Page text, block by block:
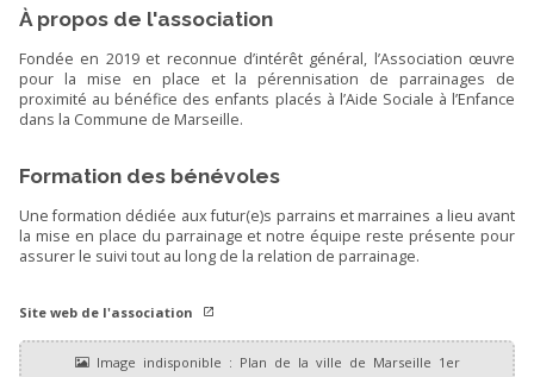
À propos de l'association
Fondée en 2019 et reconnue d’intérêt général, l’Association œuvre
pour la mise en place et la pérennisation de parrainages de
proximité au bénéfice des enfants placés à l’Aide Sociale à l’Enfance
dans la Commune de Marseille.
Formation des bénévoles
Une formation dédiée aux futur(e)s parrains et marraines a lieu avant
la mise en place du parrainage et notre équipe reste présente pour
assurer le suivi tout au long de la relation de parrainage.
Site web de l'association